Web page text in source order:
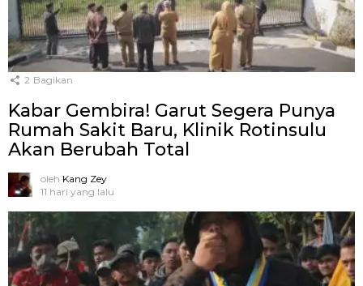
2 Bagikan
Kabar Gembira! Garut Segera Punya
Rumah Sakit Baru, Klinik Rotinsulu
Akan Berubah Total
oleh Kang Zey
11 hari yang lalu